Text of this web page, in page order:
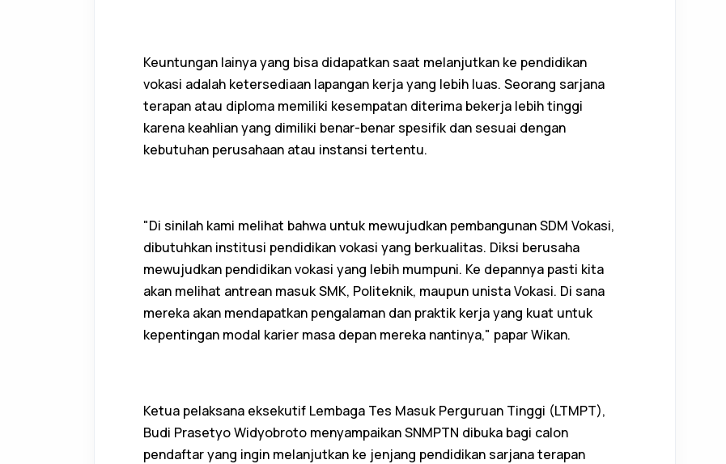
Keuntungan lainya yang bisa didapatkan saat melanjutkan ke pendidikan
vokasi adalah ketersediaan lapangan kerja yang lebih luas. Seorang sarjana
terapan atau diploma memiliki kesempatan diterima bekerja lebih tinggi
karena keahlian yang dimiliki benar-benar spesifik dan sesuai dengan
kebutuhan perusahaan atau instansi tertentu.
"Di sinilah kami melihat bahwa untuk mewujudkan pembangunan SDM Vokasi,
dibutuhkan institusi pendidikan vokasi yang berkualitas. Diksi berusaha
mewujudkan pendidikan vokasi yang lebih mumpuni. Ke depannya pasti kita
akan melihat antrean masuk SMK, Politeknik, maupun unista Vokasi. Di sana
mereka akan mendapatkan pengalaman dan praktik kerja yang kuat untuk
kepentingan modal karier masa depan mereka nantinya," papar Wikan.
Ketua pelaksana eksekutif Lembaga Tes Masuk Perguruan Tinggi (LTMPT),
Budi Prasetyo Widyobroto menyampaikan SNMPTN dibuka bagi calon
pendaftar yang ingin melanjutkan ke jenjang pendidikan sarjana terapan